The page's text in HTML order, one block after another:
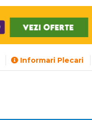
Informari Plecari